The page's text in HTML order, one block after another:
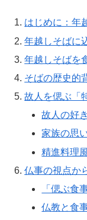
はじめに：年
年越しそばに
年越しそばを
そばの歴史的
故人を偲ぶ「
故人の好
家族の思
精進料理
仏事の視点か
「偲ぶ食
仏教と食